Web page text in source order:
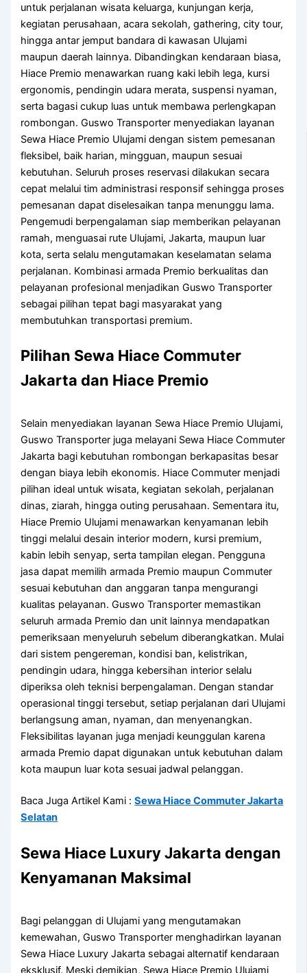
untuk perjalanan wisata keluarga, kunjungan kerja,
kegiatan perusahaan, acara sekolah, gathering, city tour,
hingga antar jemput bandara di kawasan Ulujami
maupun daerah lainnya. Dibandingkan kendaraan biasa,
Hiace Premio menawarkan ruang kaki lebih lega, kursi
ergonomis, pendingin udara merata, suspensi nyaman,
serta bagasi cukup luas untuk membawa perlengkapan
rombongan. Guswo Transporter menyediakan layanan
Sewa Hiace Premio Ulujami dengan sistem pemesanan
fleksibel, baik harian, mingguan, maupun sesuai
kebutuhan. Seluruh proses reservasi dilakukan secara
cepat melalui tim administrasi responsif sehingga proses
pemesanan dapat diselesaikan tanpa menunggu lama.
Pengemudi berpengalaman siap memberikan pelayanan
ramah, menguasai rute Ulujami, Jakarta, maupun luar
kota, serta selalu mengutamakan keselamatan selama
perjalanan. Kombinasi armada Premio berkualitas dan
pelayanan profesional menjadikan Guswo Transporter
sebagai pilihan tepat bagi masyarakat yang
membutuhkan transportasi premium.
Pilihan Sewa Hiace Commuter
Jakarta dan Hiace Premio
Selain menyediakan layanan Sewa Hiace Premio Ulujami,
Guswo Transporter juga melayani Sewa Hiace Commuter
Jakarta bagi kebutuhan rombongan berkapasitas besar
dengan biaya lebih ekonomis. Hiace Commuter menjadi
pilihan ideal untuk wisata, kegiatan sekolah, perjalanan
dinas, ziarah, hingga outing perusahaan. Sementara itu,
Hiace Premio Ulujami menawarkan kenyamanan lebih
tinggi melalui desain interior modern, kursi premium,
kabin lebih senyap, serta tampilan elegan. Pengguna
jasa dapat memilih armada Premio maupun Commuter
sesuai kebutuhan dan anggaran tanpa mengurangi
kualitas pelayanan. Guswo Transporter memastikan
seluruh armada Premio dan unit lainnya mendapatkan
pemeriksaan menyeluruh sebelum diberangkatkan. Mulai
dari sistem pengereman, kondisi ban, kelistrikan,
pendingin udara, hingga kebersihan interior selalu
diperiksa oleh teknisi berpengalaman. Dengan standar
operasional tinggi tersebut, setiap perjalanan dari Ulujami
berlangsung aman, nyaman, dan menyenangkan.
Fleksibilitas layanan juga menjadi keunggulan karena
armada Premio dapat digunakan untuk kebutuhan dalam
kota maupun luar kota sesuai jadwal pelanggan.
Baca Juga Artikel Kami :Sewa Hiace Commuter Jakarta
Selatan
Sewa Hiace Luxury Jakarta dengan
Kenyamanan Maksimal
Bagi pelanggan di Ulujami yang mengutamakan
kemewahan, Guswo Transporter menghadirkan layanan
Sewa Hiace Luxury Jakarta sebagai alternatif kendaraan
eksklusif. Meski demikian, Sewa Hiace Premio Ulujami